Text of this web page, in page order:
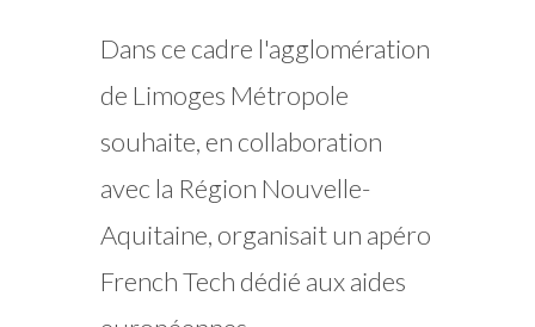
Dans ce cadre l'agglomération
de Limoges Métropole
souhaite, en collaboration
avec la Région Nouvelle-
Aquitaine, organisait un apéro
French Tech dédié aux aides